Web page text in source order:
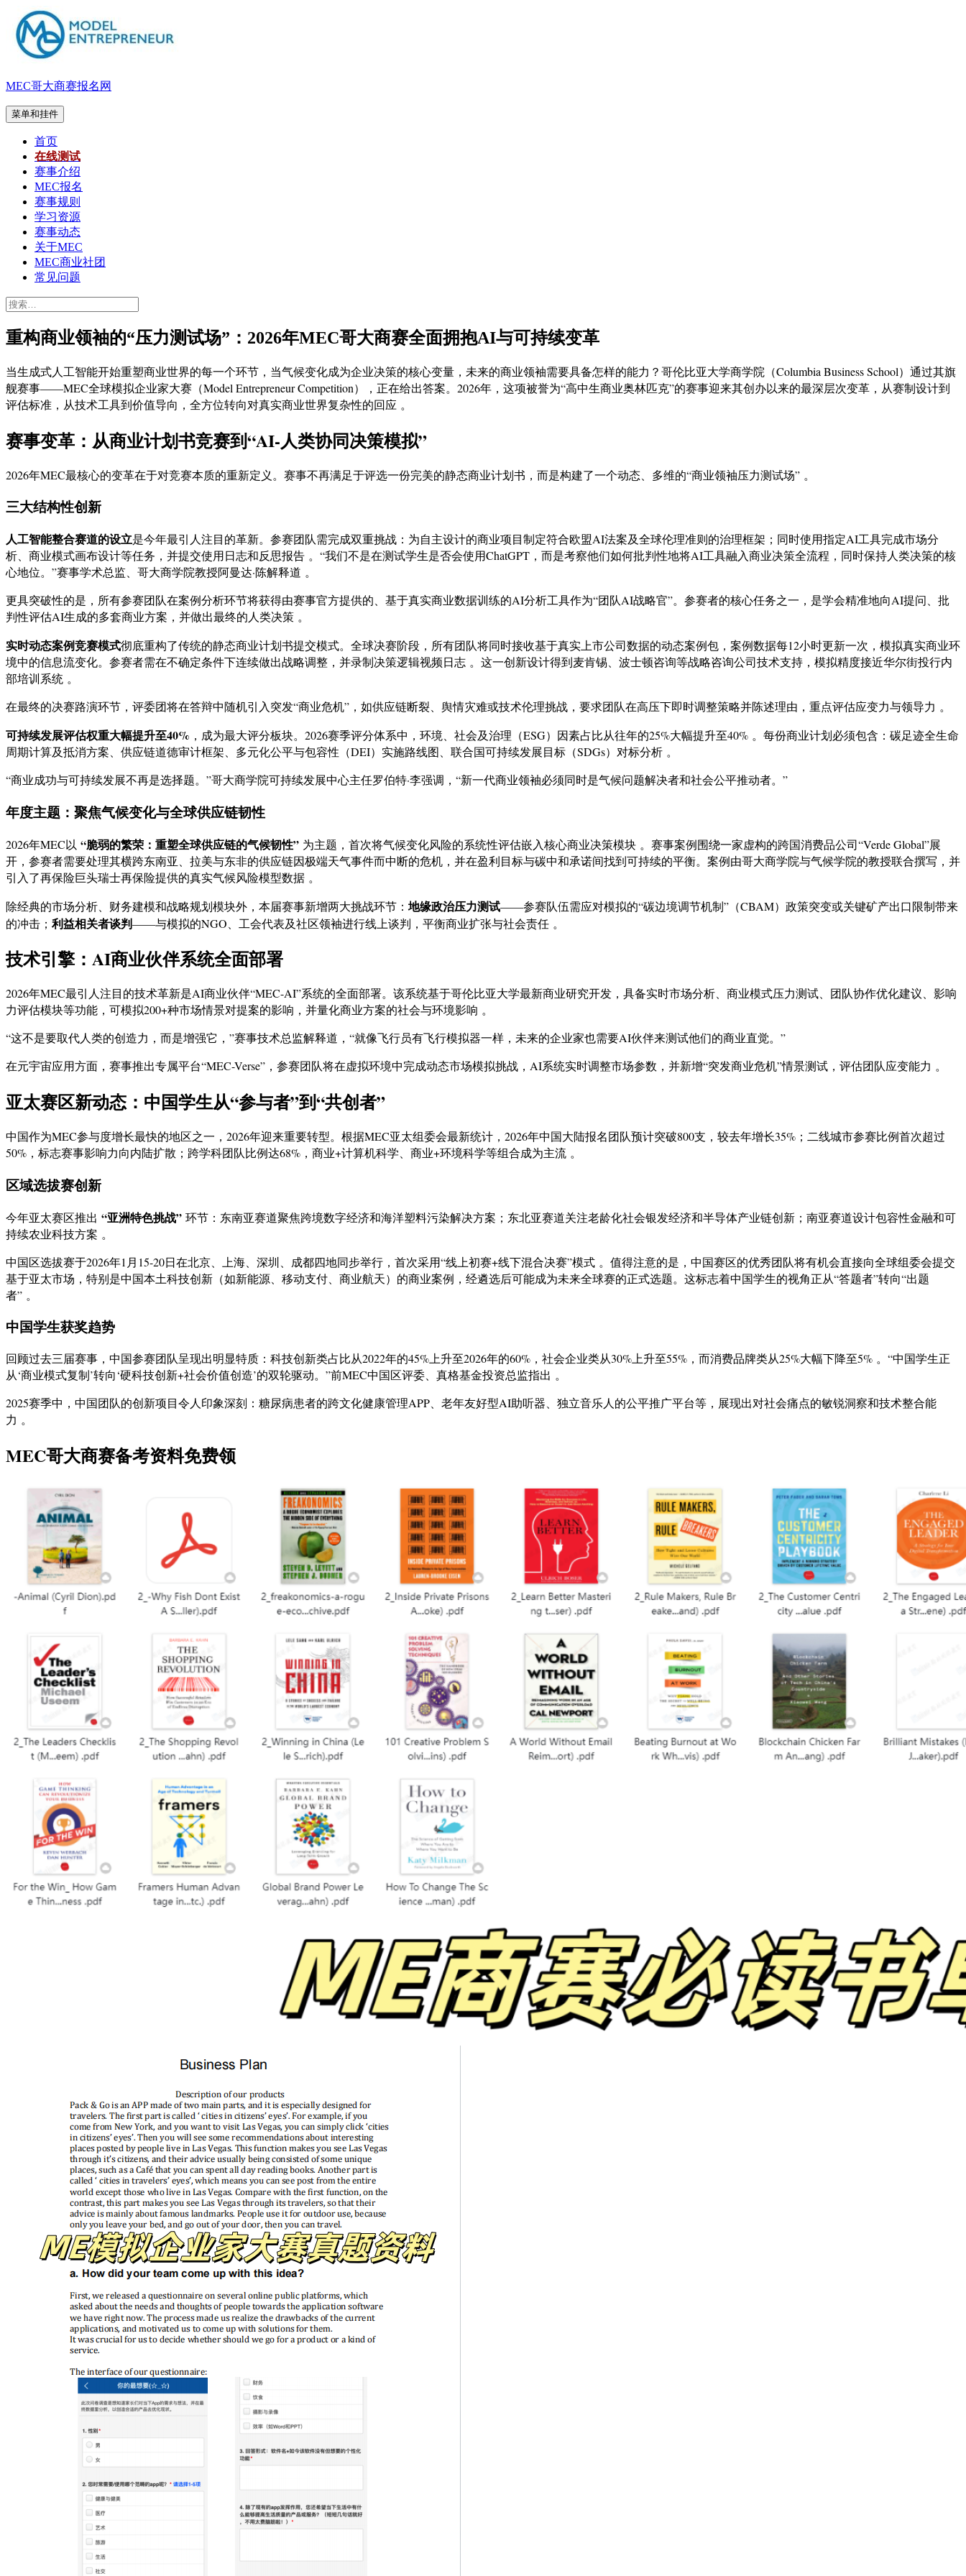
至
内
MEC哥大商赛报名网
菜单和挂件
首页
在线测试
赛事介绍
MEC报名
赛事规则
学习资源
赛事动态
关于MEC
MEC商业社团
常见问题
搜
重构商业领袖的“压力测试场”：2026年MEC哥大商赛全面拥抱AI与可持续变革
当生成式人工智能开始重塑商业世界的每一个环节，当气候变化成为企业决策的核心变量，未来的商业领袖需要具备怎样的能力？哥伦比亚大学商学院（Columbia Business School）通过其旗
舰赛事——MEC全球模拟企业家大赛（Model Entrepreneur Competition），正在给出答案。2026年，这项被誉为“高中生商业奥林匹克”的赛事迎来其创办以来的最深层次变革，从赛制设计到
评估标准，从技术工具到价值导向，全方位转向对真实商业世界复杂性的回应 。
赛事变革：从商业计划书竞赛到“AI-人类协同决策模拟”
2026年MEC最核心的变革在于对竞赛本质的重新定义。赛事不再满足于评选一份完美的静态商业计划书，而是构建了一个动态、多维的“商业领袖压力测试场” 。
三大结构性创新
人工智能整合赛道的设立是今年最引人注目的革新。参赛团队需完成双重挑战：为自主设计的商业项目制定符合欧盟AI法案及全球伦理准则的治理框架；同时使用指定AI工具完成市场分
析、商业模式画布设计等任务，并提交使用日志和反思报告 。“我们不是在测试学生是否会使用ChatGPT，而是考察他们如何批判性地将AI工具融入商业决策全流程，同时保持人类决策的核
心地位。”赛事学术总监、哥大商学院教授阿曼达·陈解释道 。
更具突破性的是，所有参赛团队在案例分析环节将获得由赛事官方提供的、基于真实商业数据训练的AI分析工具作为“团队AI战略官”。参赛者的核心任务之一，是学会精准地向AI提问、批
判性评估AI生成的多套商业方案，并做出最终的人类决策 。
实时动态案例竞赛模式彻底重构了传统的静态商业计划书提交模式。全球决赛阶段，所有团队将同时接收基于真实上市公司数据的动态案例包，案例数据每12小时更新一次，模拟真实商业环
境中的信息流变化。参赛者需在不确定条件下连续做出战略调整，并录制决策逻辑视频日志 。这一创新设计得到麦肯锡、波士顿咨询等战略咨询公司技术支持，模拟精度接近华尔街投行内
部培训系统 。
在最终的决赛路演环节，评委团将在答辩中随机引入突发“商业危机”，如供应链断裂、舆情灾难或技术伦理挑战，要求团队在高压下即时调整策略并陈述理由，重点评估应变力与领导力 。
可持续发展评估权重大幅提升至40% ，成为最大评分板块。2026赛季评分体系中，环境、社会及治理（ESG）因素占比从往年的25%大幅提升至40% 。每份商业计划必须包含：碳足迹全生命
周期计算及抵消方案、供应链道德审计框架、多元化公平与包容性（DEI）实施路线图、联合国可持续发展目标（SDGs）对标分析 。
“商业成功与可持续发展不再是选择题。”哥大商学院可持续发展中心主任罗伯特·李强调，“新一代商业领袖必须同时是气候问题解决者和社会公平推动者。”
年度主题：聚焦气候变化与全球供应链韧性
2026年MEC以 “脆弱的繁荣：重塑全球供应链的气候韧性” 为主题，首次将气候变化风险的系统性评估嵌入核心商业决策模块 。赛事案例围绕一家虚构的跨国消费品公司“Verde Global”展
开，参赛者需要处理其横跨东南亚、拉美与东非的供应链因极端天气事件而中断的危机，并在盈利目标与碳中和承诺间找到可持续的平衡。案例由哥大商学院与气候学院的教授联合撰写，并
引入了再保险巨头瑞士再保险提供的真实气候风险模型数据 。
除经典的市场分析、财务建模和战略规划模块外，本届赛事新增两大挑战环节： 地缘政治压力测试——参赛队伍需应对模拟的“碳边境调节机制”（CBAM）政策突变或关键矿产出口限制带来
的冲击； 利益相关者谈判——与模拟的NGO、工会代表及社区领袖进行线上谈判，平衡商业扩张与社会责任 。
技术引擎：AI商业伙伴系统全面部署
2026年MEC最引人注目的技术革新是AI商业伙伴“MEC-AI”系统的全面部署。该系统基于哥伦比亚大学最新商业研究开发，具备实时市场分析、商业模式压力测试、团队协作优化建议、影响
力评估模块等功能，可模拟200+种市场情景对提案的影响，并量化商业方案的社会与环境影响 。
“这不是要取代人类的创造力，而是增强它，”赛事技术总监解释道，“就像飞行员有飞行模拟器一样，未来的企业家也需要AI伙伴来测试他们的商业直觉。”
在元宇宙应用方面，赛事推出专属平台“MEC-Verse”，参赛团队将在虚拟环境中完成动态市场模拟挑战，AI系统实时调整市场参数，并新增“突发商业危机”情景测试，评估团队应变能力 。
亚太赛区新动态：中国学生从“参与者”到“共创者”
中国作为MEC参与度增长最快的地区之一，2026年迎来重要转型。根据MEC亚太组委会最新统计，2026年中国大陆报名团队预计突破800支，较去年增长35%；二线城市参赛比例首次超过
50%，标志赛事影响力向内陆扩散；跨学科团队比例达68%，商业+计算机科学、商业+环境科学等组合成为主流 。
区域选拔赛创新
今年亚太赛区推出 “亚洲特色挑战” 环节：东南亚赛道聚焦跨境数字经济和海洋塑料污染解决方案；东北亚赛道关注老龄化社会银发经济和半导体产业链创新；南亚赛道设计包容性金融和可
持续农业科技方案 。
中国区选拔赛于2026年1月15-20日在北京、上海、深圳、成都四地同步举行，首次采用“线上初赛+线下混合决赛”模式 。值得注意的是，中国赛区的优秀团队将有机会直接向全球组委会提交
基于亚太市场，特别是中国本土科技创新（如新能源、移动支付、商业航天）的商业案例，经遴选后可能成为未来全球赛的正式选题。这标志着中国学生的视角正从“答题者”转向“出题
者” 。
中国学生获奖趋势
回顾过去三届赛事，中国参赛团队呈现出明显特质：科技创新类占比从2022年的45%上升至2026年的60%，社会企业类从30%上升至55%，而消费品牌类从25%大幅下降至5% 。“中国学生正
从‘商业模式复制’转向‘硬科技创新+社会价值创造’的双轮驱动。”前MEC中国区评委、真格基金投资总监指出 。
2025赛季中，中国团队的创新项目令人印象深刻：糖尿病患者的跨文化健康管理APP、老年友好型AI助听器、独立音乐人的公平推广平台等，展现出对社会痛点的敏锐洞察和技术整合能
力 。
MEC哥大商赛备考资料免费领